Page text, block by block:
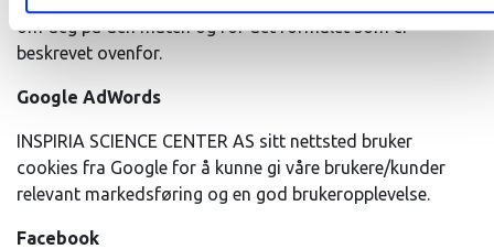
om deg på den måten og for det formålet som er
beskrevet ovenfor.
Google AdWords
INSPIRIA SCIENCE CENTER AS sitt nettsted bruker
cookies fra Google for å kunne gi våre brukere/kunder
relevant markedsføring og en god brukeropplevelse.
Facebook